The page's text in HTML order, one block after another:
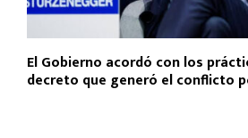
El Gobierno acordó con los
decreto que generó el conflicto